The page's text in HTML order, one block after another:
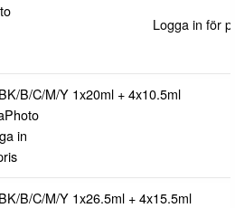
Logga in för
B/C/M/Y 1x20ml + 4x10.5ml
in
B/C/M/Y 1x26.5ml + 4x15.5ml